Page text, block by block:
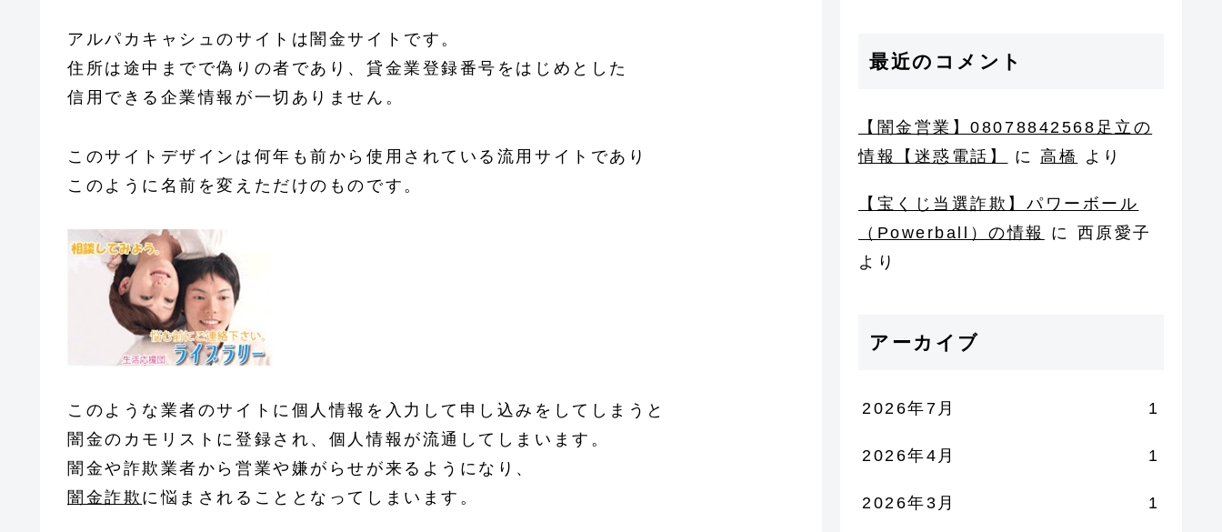
アルパカキャシュのサイトは闇金サイトです。
住所は途中までで偽りの者であり、貸金業登録番号をはじめとした
信用できる企業情報が一切ありません。
このサイトデザインは何年も前から使用されている流用サイトであり
このように名前を変えただけのものです。
このような業者のサイトに個人情報を入力して申し込みをしてしまうと
闇金のカモリストに登録され、個人情報が流通してしまいます。
闇金や詐欺業者から営業や嫌がらせが来るようになり、
闇金詐欺 に悩まされることとなってしまいます。
最近のコメント
【闇金営業】08078842568足立の
情報【迷惑電話】
に高橋 より
【宝くじ当選詐欺】パワーボール
（Powerball）の情報
に 西原愛子
より
アーカイブ
2026年7月 1
2026年4月 1
2026年3月 1